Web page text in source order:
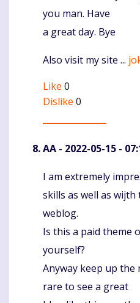
you man. Have
a great day. Bye
Also visit my site ...
Like 0
Dislike 0
AA - 2022-05-15 -
Komentaras
I am extremely
skills as well as
weblog.
Is this a paid theme
yourself?
Anyway keep up the
rare to see a great